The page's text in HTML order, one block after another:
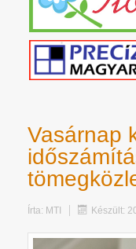
Vasárnap
Írta: MTI Készült: